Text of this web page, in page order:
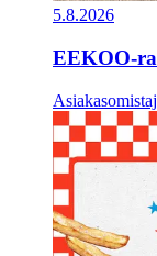
5.8.2026
EEKOO-